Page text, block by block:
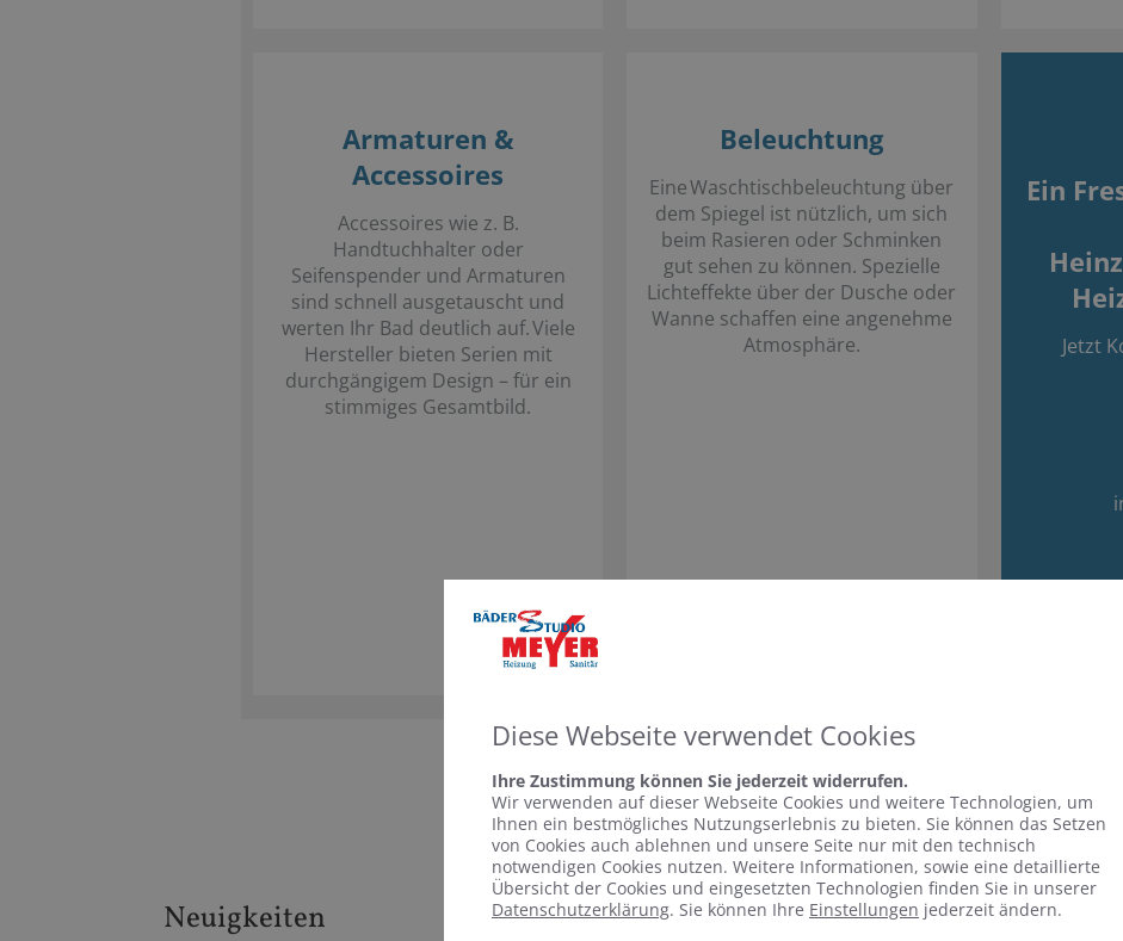
Armaturen &
Accessoires
Accessoires wie z. B.
Handtuchhalter oder
Seifenspender und Armaturen
sind schnell ausgetauscht und
werten Ihr Bad deutlich auf. Viele
Hersteller bieten Serien mit
durchgängigem Design – für ein
stimmiges Gesamtbild.
Beleuchtung
Eine Waschtischbeleuchtung über
dem Spiegel ist nützlich, um sich
beim Rasieren oder Schminken
gut sehen zu können. Spezielle
Lichteffekte über der Dusche oder
Wanne schaffen eine angenehme
Atmosphäre.
Ein
Jetzt
Neuigkeiten
Diese Webseite verwendet Cookies
Ihre Zustimmung können Sie jederzeit widerrufen.
Wir verwenden auf dieser Webseite Cookies und weitere Technologien, um
Ihnen ein bestmögliches Nutzungserlebnis zu bieten. Sie können das Setzen
von Cookies auch ablehnen und unsere Seite nur mit den technisch
notwendigen Cookies nutzen. Weitere Informationen, sowie eine detaillierte
Übersicht der Cookies und eingesetzten Technologien finden Sie in unserer
Datenschutzerklärung. Sie können Ihre Einstellungen jederzeit ändern.